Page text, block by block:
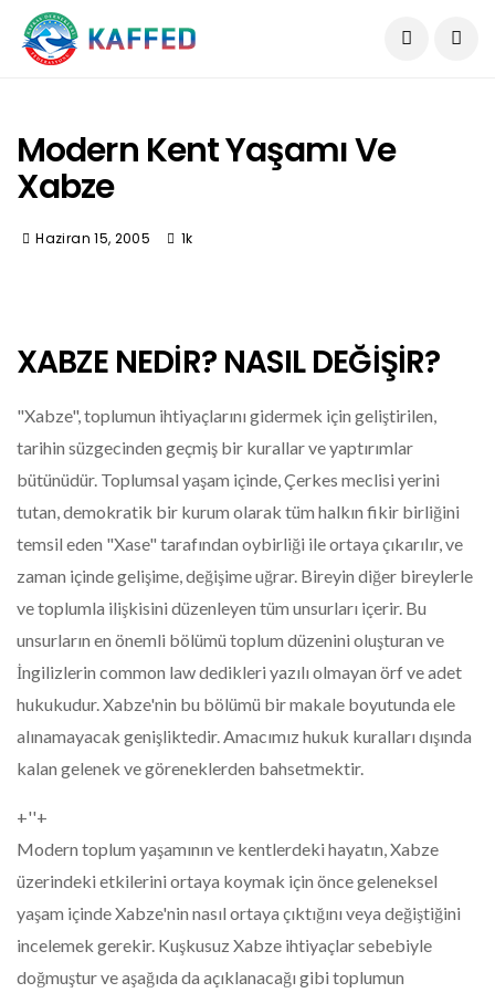
Modern Kent Yaşamı Ve
Xabze
Haziran 15, 2005 1k
XABZE NEDİR? NASIL DEĞİŞİR?
"Xabze", toplumun ihtiyaçlarını gidermek için geliştirilen,
tarihin süzgecinden geçmiş bir kurallar ve yaptırımlar
bütünüdür. Toplumsal yaşam içinde, Çerkes meclisi yerini
tutan, demokratik bir kurum olarak tüm halkın fikir birliğini
temsil eden "Xase" tarafından oybirliği ile ortaya çıkarılır, ve
zaman içinde gelişime, değişime uğrar. Bireyin diğer bireylerle
ve toplumla ilişkisini düzenleyen tüm unsurları içerir. Bu
unsurların en önemli bölümü toplum düzenini oluşturan ve
İngilizlerin common law dedikleri yazılı olmayan örf ve adet
hukukudur. Xabze'nin bu bölümü bir makale boyutunda ele
alınamayacak genişliktedir. Amacımız hukuk kuralları dışında
kalan gelenek ve göreneklerden bahsetmektir.
+''+
Modern toplum yaşamının ve kentlerdeki hayatın, Xabze
üzerindeki etkilerini ortaya koymak için önce geleneksel
yaşam içinde Xabze'nin nasıl ortaya çıktığını veya değiştiğini
incelemek gerekir. Kuşkusuz Xabze ihtiyaçlar sebebiyle
doğmuştur ve aşağıda da açıklanacağı gibi toplumun